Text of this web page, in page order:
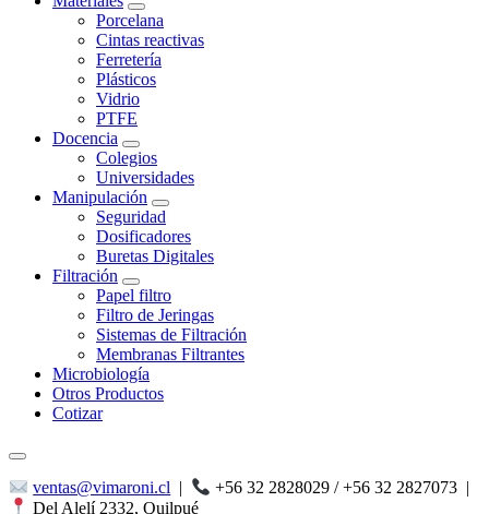
Porcelana
Cintas reactivas
Ferretería
Plásticos
Vidrio
PTFE
Docencia
Colegios
Universidades
Manipulación
Seguridad
Dosificadores
Buretas Digitales
Filtración
Papel filtro
Filtro de Jeringas
Sistemas de Filtración
Membranas Filtrantes
Microbiología
Otros Productos
Cotizar
ventas@vimaroni.cl | +56 32 2828029 / +56 32 2827073 |
Del Alelí 2332, Quilpué